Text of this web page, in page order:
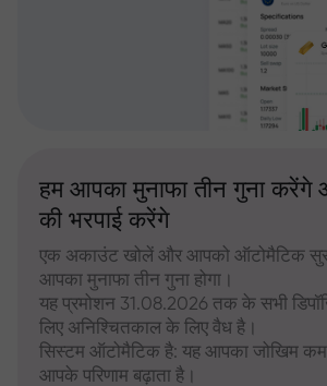
हम आपका मुनाफा तीन गुना
की भरपाई करेंगे
एक अकाउंट खोलें और आपको ऑटोमैटिक
आपका मुनाफा तीन गुना होगा।
यह प्रमोशन 31.08.2026 तक के सभी
लिए अनिश्चितकाल के लिए वैध है।
सिस्टम ऑटोमैटिक है: यह आपका जोखिम
आपके परिणाम बढ़ाता है।